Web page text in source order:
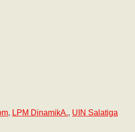
, LPM DinamikA., UIN Salatiga